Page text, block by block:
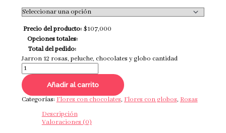
Precio del producto: $107,000
Opciones totales:
Total del pedido:
Jarron 12 rosas, peluche, chocolates y globo cantidad
Añadir al carrito
Categorías: Flores con chocolates, Flores con globos, Rosas
Descripción
Valoraciones (0)